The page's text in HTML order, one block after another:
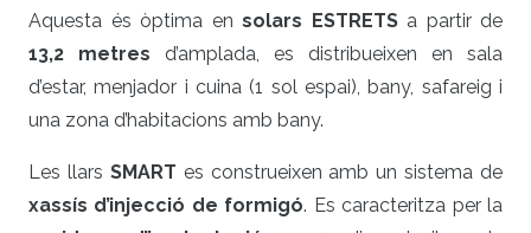
Aquesta és òptima en solars ESTRETSa partir de
13,2 metres d’amplada, es distribueixen en sala
d’estar, menjador i cuina (1 sol espai), bany, safareig i
una zona d’habitacions amb bany.
Les llars SMART es construeixen amb un sistema de
xassís d’injecció de formigó. Es caracteritza per la